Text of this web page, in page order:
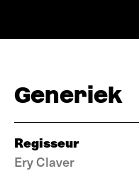
Generiek
Regisseur
Ery Claver